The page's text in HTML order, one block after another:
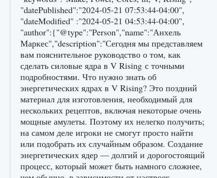
Как включить чат в Fortnite
9 августа 2024 1 335 0 0
"datePublished":"2024-05-21 07:53:44-04:00",
"dateModified" :"2024-05-21 04:53:44-04:00",
"author":{"@type":"Person","name":"Анхель
Маркес","description":"Сегодня мы представляем
вам пояснительное руководство о том, как
сделать силовые ядра в V Rising с точными
подробностями. Что нужно знать об
энергетических ядрах в V Rising? Это поздний
материал для изготовления, необходимый для
нескольких рецептов, включая некоторые очень
мощные амулеты. Поэтому их нелегко получить;
на самом деле игроки не смогут просто найти
или подобрать их случайным образом. Создание
энергетических ядер — долгий и дорогостоящий
процесс, который может быть намного сложнее,